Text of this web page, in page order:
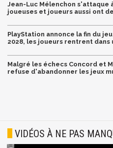
Jean-Luc Mélenchon s'attaque
joueuses et joueurs aussi ont
PlayStation annonce la fin du
2028, les joueurs rentrent dans
Malgré les échecs Concord et
refuse d'abandonner les jeux
VIDÉOS À NE PAS